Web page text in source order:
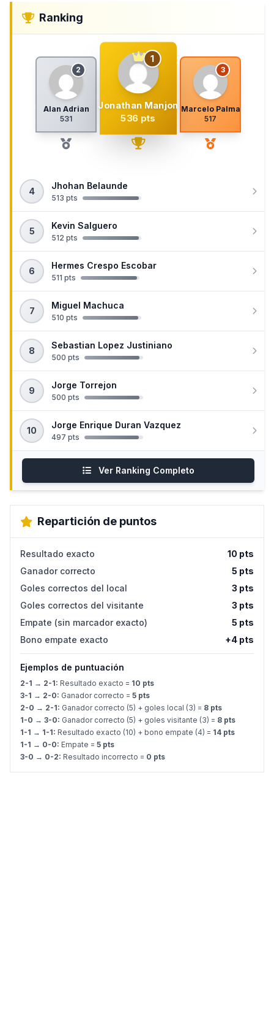
Ranking
2
Alan Adrian
531
1
Jonathan Manjon
536 pts
3
Marcelo Palma
517
4
Jhohan Belaunde
513 pts
5
Kevin Salguero
512 pts
6
Hermes Crespo Escobar
511 pts
7
Miguel Machuca
510 pts
8
Sebastian Lopez Justiniano
500 pts
9
Jorge Torrejon
500 pts
10
Jorge Enrique Duran Vazquez
497 pts
Ver Ranking Completo
Repartición de puntos
Resultado exacto
10 pts
Ganador correcto
5 pts
Goles correctos del local
3 pts
Goles correctos del visitante
3 pts
Empate (sin marcador exacto)
5 pts
Bono empate exacto
+4 pts
Ejemplos de puntuación
2-1 → 2-1: Resultado exacto = 10 pts
3-1 → 2-0: Ganador correcto = 5 pts
2-0 → 2-1: Ganador correcto (5) + goles local (3) = 8 pts
1-0 → 3-0: Ganador correcto (5) + goles visitante (3) = 8 pts
1-1 → 1-1: Resultado exacto (10) + bono empate (4) = 14 pts
1-1 → 0-0: Empate = 5 pts
3-0 → 0-2: Resultado incorrecto = 0 pts